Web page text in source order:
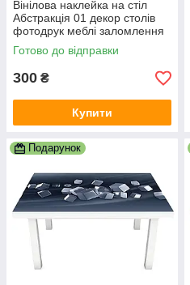
Вінілова наклейка на стіл
Абстракція 01 декор столів
фотодрук меблі заломлення
веселка грані 600х1200 мм
Готово до відправки
300 ₴
Купити
Подарунок